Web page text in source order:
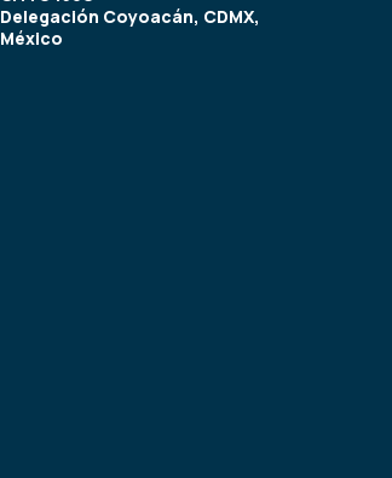
Delegación Coyoacán, CDMX,
México